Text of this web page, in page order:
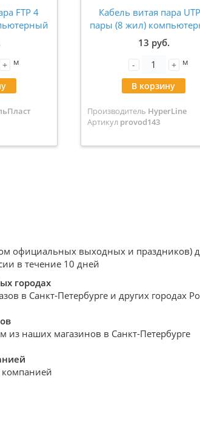
FTP 4
+ м
Кабель витая пара
пары (8 жил)
CAT5e алюминий
13 руб.
- + м
В корзину
Производитель HyperLine
Артикул provod143
официальных выходных и праздников)
в течение 10 дней
городах
в Санкт-Петербурге и других городах
из наших магазинов в Санкт-Петербурге